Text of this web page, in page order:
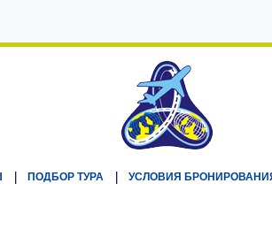
ПОДБОР ТУРА УСЛОВИЯ